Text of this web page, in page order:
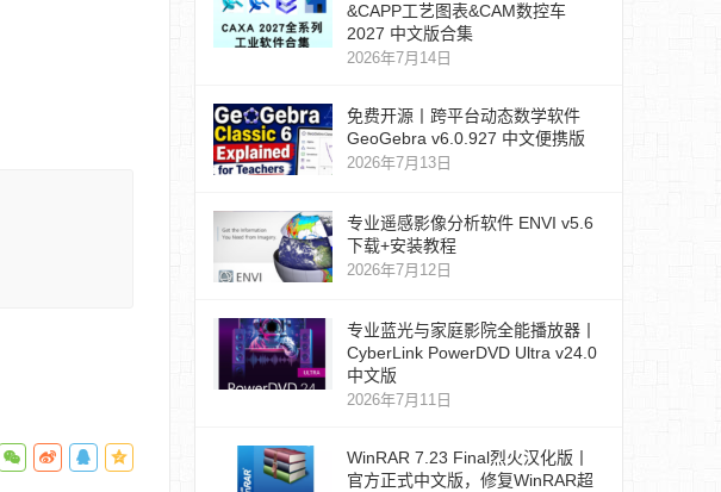
&CAPP工艺图表&CAM数控车
2027 中文版合集
2026年7月14日
免费开源丨跨平台动态数学软件
GeoGebra v6.0.927 中文便携版
2026年7月13日
专业遥感影像分析软件 ENVI v5.6
下载+安装教程
2026年7月12日
专业蓝光与家庭影院全能播放器丨
CyberLink PowerDVD Ultra v24.0
中文版
2026年7月11日
WinRAR 7.23 Final烈火汉化版丨
官方正式中文版，修复WinRAR超